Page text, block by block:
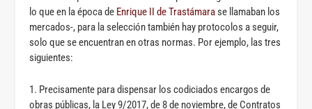
lo que en la época de Enrique II de Trastámarase llamaban los
mercados-, para la selección también hay protocolos a seguir,
solo que se encuentran en otras normas. Por ejemplo, las tres
siguientes:
1. Precisamente para dispensar los codiciados encargos de
obras públicas, la Ley 9/2017, de 8 de noviembre, de Contratos